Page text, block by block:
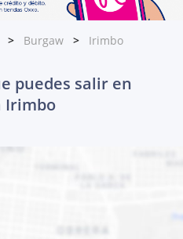
Burgaw Irimbo
puedes salir en
Irimbo